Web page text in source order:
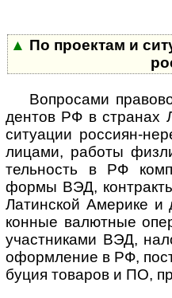
▲ По проектам и
Вопросами
ден­тов РФ в стра­нах
ситу­а­ции рос­сиян-
лицами, работы
тель­ность в РФ
формы ВЭД,
Латин­ской Аме­рике и
кон­ные валют­ные
участ­ни­ками ВЭД,
оформ­ле­ние в РФ,
бу­ция това­ров и ПО,